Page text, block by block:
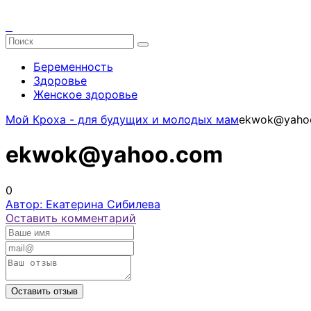
Беременность
Здоровье
Женское здоровье
Мой Кроха - для будущих и молодых мам
ekwok@yahoo.com
0
Автор: Екатерина Сибилева
Оставить комментарий